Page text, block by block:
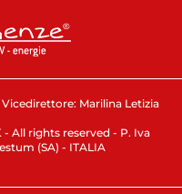
Marilina Letizia
- All rights reserved - P. Iva
(SA) - ITALIA